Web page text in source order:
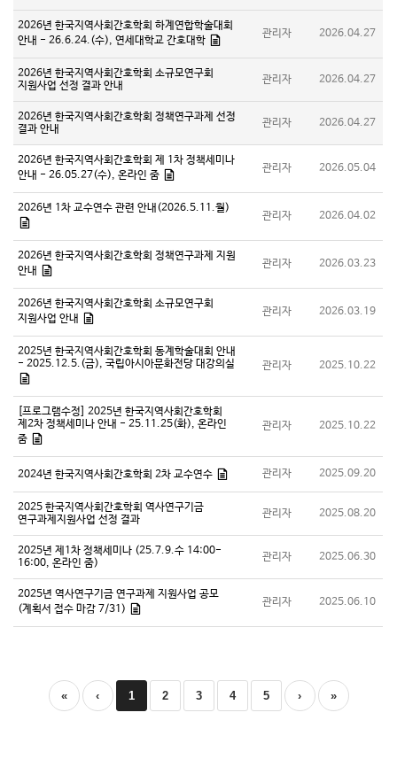
2026년 한국지역사회간호학회 하계연합학술대회
안내 - 26.6.24.(수), 연세대학교 간호대학
관리자 2026.04.27
2026년 한국지역사회간호학회 소규모연구회
지원사업 선정 결과 안내
관리자 2026.04.27
2026년 한국지역사회간호학회 정책연구과제 선정
결과 안내
관리자 2026.04.27
2026년 한국지역사회간호학회 제 1차 정책세미나
안내 - 26.05.27(수), 온라인 줌
관리자 2026.05.04
2026년 1차 교수연수 관련 안내(2026.5.11.월)
관리자 2026.04.02
2026년 한국지역사회간호학회 정책연구과제 지원
안내
관리자 2026.03.23
2026년 한국지역사회간호학회 소규모연구회
지원사업 안내
관리자 2026.03.19
2025년 한국지역사회간호학회 동계학술대회 안내
- 2025.12.5.(금), 국립아시아문화전당 대강의실
관리자 2025.10.22
[프로그램수정] 2025년 한국지역사회간호학회
제2차 정책세미나 안내 - 25.11.25(화), 온라인
줌
관리자 2025.10.22
2024년 한국지역사회간호학회 2차 교수연수 관리자 2025.09.20
2025 한국지역사회간호학회 역사연구기금
연구과제지원사업 선정 결과
관리자 2025.08.20
2025년 제1차 정책세미나 (25.7.9.수 14:00-
16:00, 온라인 줌)
관리자 2025.06.30
2025년 역사연구기금 연구과제 지원사업 공모
(계획서 접수 마감 7/31)
관리자 2025.06.10
« ‹ 1 2 3 4 5 › »